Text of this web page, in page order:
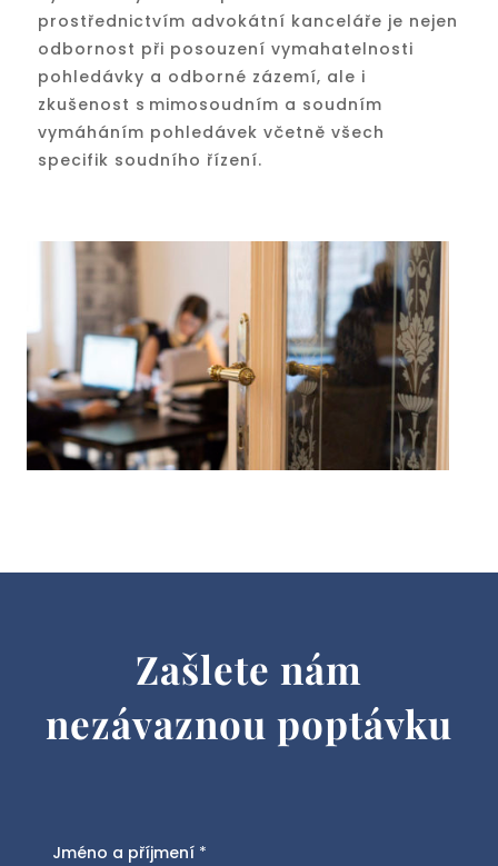
prostřednictvím advokátní kanceláře je nejen
odbornost při posouzení vymahatelnosti
pohledávky a odborné zázemí, ale i
zkušenost s mimosoudním a soudním
vymáháním pohledávek včetně všech
specifik soudního řízení.
Zašlete nám
nezávaznou poptávku
Jméno a příjmení *